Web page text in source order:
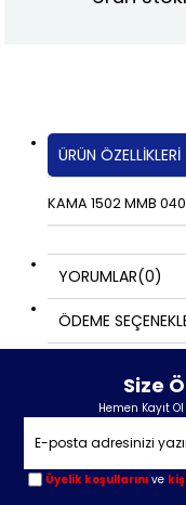
ÜRÜN ÖZELLIKLERI
KAMA 1502 MMB 040
YORUMLAR(0)
ÖDEME
Size
Hemen Kayıt
Üyelik koşullarını ve